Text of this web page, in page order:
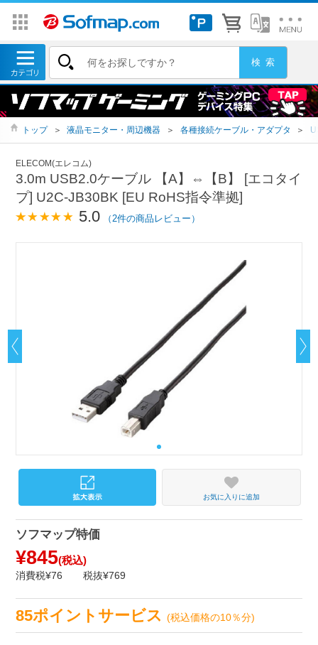
トップ ＞ 液晶モニター・周辺機器 ＞ 各種接続ケーブル・アダプタ ＞
ELECOM(エレコム)
3.0m USB2.0ケーブル 【A】⇔【B】 [エコタイ
プ] U2C-JB30BK [EU RoHS指令準拠]
5.0 （2件の商品レビュー）
お気に入りに追加
ソフマップ特価
¥845(税込)
消費税¥76 税抜¥769
85ポイントサービス(税込価格の10％分)